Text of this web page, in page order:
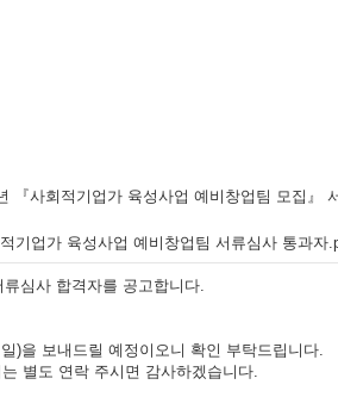
『사회적기업가 육성사업 예비창업팀 모집』
기업가 육성사업 예비창업팀 서류심사 통과자
심사 합격자를 공고합니다.
)을 보내드릴 예정이오니 확인 부탁드립니다.
별도 연락 주시면 감사하겠습니다.